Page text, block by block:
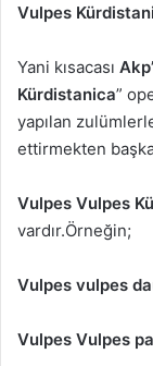
Vulpes
Yani kısacası
Kürdistanica”
yapılan
ettirmekten
Vulpes Vulpes
vardır.Örneğin;
Vulpes vulpes
Vulpes Vulpes